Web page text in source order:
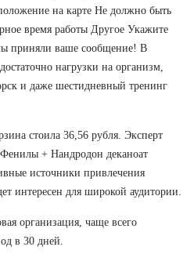
на карте Не должно быть
время работы Другое Укажите
приняли ваше сообщение! В
нагрузки на организм,
и даже шестидневный тренинг
стоила 36,56 рубля. Эксперт
+ Нандродон деканоат
источники привлечения
интересен для широкой аудитории.
организация, чаще всего
в 30 дней.